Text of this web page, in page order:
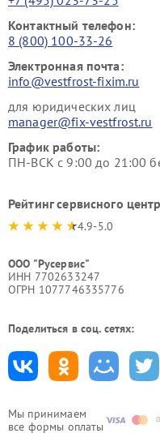
Мы принимаем
все формы оплаты
Контактный телефон:
8 (800) 100-33-26
Электронная почта:
info@vestfrost-fixim.ru
для юридических лиц
manager@fix-vestfrost.ru
График работы:
ПН-ВСК с 9:00 до 21:00
Рейтинг сервисного
4.9-5.0
ООО "Русервис"
ИНН 7702633247
ОГРН 1077746335776
Поделиться в соц. сетях: